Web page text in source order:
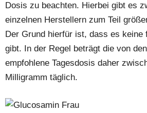
Dosis zu beachten. Hierbei gibt es
einzelnen Herstellern zum Teil
Der Grund hierfür ist, dass es keine
gibt. In der Regel beträgt die von
empfohlene Tagesdosis daher
Milligramm täglich.